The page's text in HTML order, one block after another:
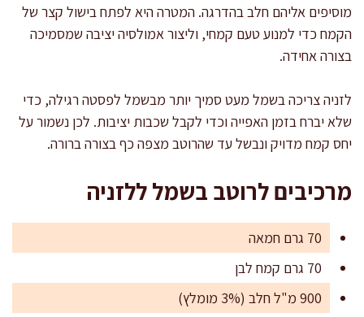
מוסיפים אליהם חלב בהדרגה. המטרה היא לפתח בישול קצר של
הקמח כדי למנוע טעם קמחי, וליצור אמולסיה יציבה שמסמיכה
בצורה אחידה.
לזניה צריכה בשמל מעט סמיך יותר מבשמל לפסטה רגילה, כדי
שלא יברח בזמן האפייה וכדי לקבל שכבות יציבות. לכן נשמור על
יחס קמח מדויק ונבשל עד שהרוטב מצפה כף בצורה ברורה.
מרכיבים לרוטב בשמל ללזניה
70 גרם חמאה
70 גרם קמח לבן
900 מ"ל חלב (3% מומלץ)